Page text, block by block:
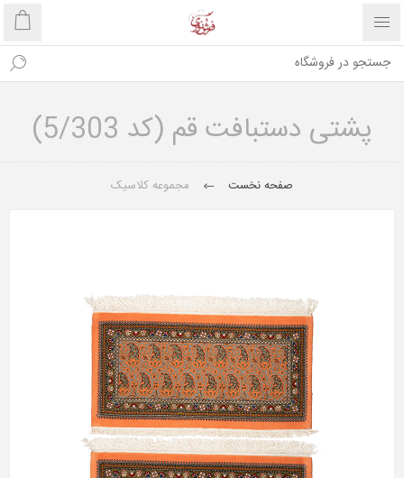
پشتی دستبافت قم (کد 5/303)
صفحه نخست مجموعه کلاسیک